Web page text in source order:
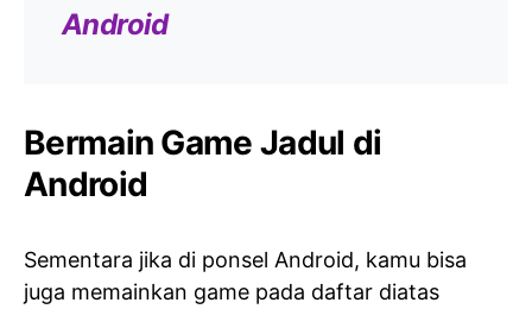
Android
Bermain Game Jadul di
Android
Sementara jika di ponsel Android, kamu bisa
juga memainkan game pada daftar diatas